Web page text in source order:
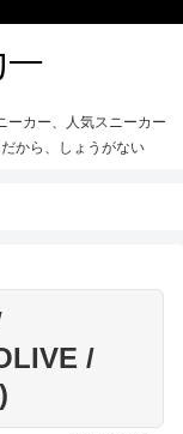
ーカー、人気スニーカー
から、しょうがない
/